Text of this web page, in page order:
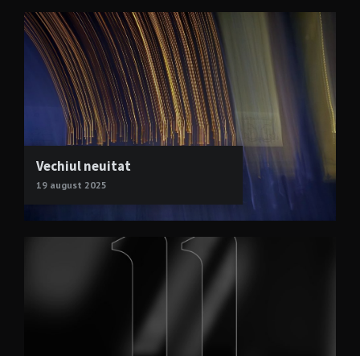
Vechiul neuitat
19 august 2025